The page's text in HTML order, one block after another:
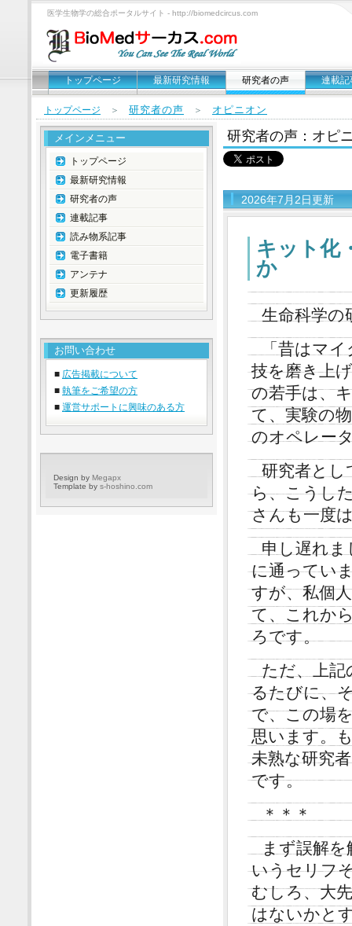
医学生物学の総合ポータルサイト - http://biomedcircus.com
トップページ 最新研究情報 研究者の声 連載記
トップページ ＞ 研究者の声 ＞ オピニオン
研究者の声：オピ
2026年7月2日更新
キット化
か
生命科学の
「昔はマ
技を磨き上
の若手は、
て、実験の
のオペレー
研究者とし
ら、こうし
さんも一度
申し遅れま
に通ってい
すが、私個
て、これか
ろです。
ただ、上記
るたびに、
で、この場
思います。
未熟な研究
です。
＊＊＊
まず誤解
いうセリフ
むしろ、大
はないかと
メインメニュー
トップページ
最新研究情報
研究者の声
連載記事
読み物系記事
電子書籍
アンテナ
更新履歴
お問い合わせ
■ 広告掲載について
■ 執筆をご希望の方
■ 運営サポートに興味のある方
Design by Megapx
Template by s-hoshino.com